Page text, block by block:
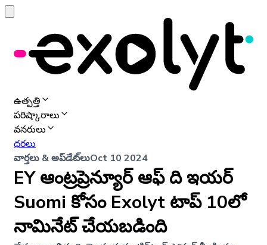
ఉత్పత్తి
పరిష్కారాలు
వనరులు
ధరలు
వార్తలు & అప్‌డేట్‌లుOct 10 2024
EY ఆంట్రప్రెన్యూర్ ఆఫ్ ది ఇయర్
Suomi కోసం Exolyt టాప్ 10లో
నామినేట్ చేయబడింది